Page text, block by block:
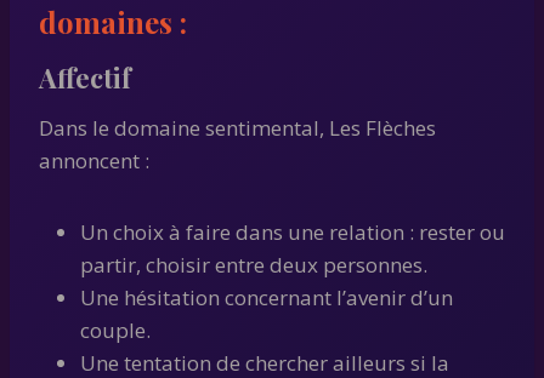
domaines :
Affectif
Dans le domaine sentimental, Les Flèches
annoncent :
Un choix à faire dans une relation : rester ou
partir, choisir entre deux personnes.
Une hésitation concernant l’avenir d’un
couple.
Une tentation de chercher ailleurs si la